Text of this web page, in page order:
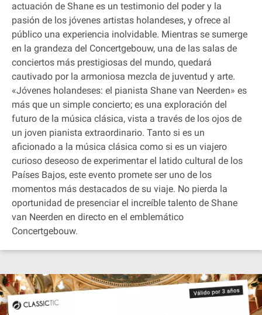
actuación de Shane es un testimonio del poder y la
pasión de los jóvenes artistas holandeses, y ofrece al
público una experiencia inolvidable. Mientras se sumerge
en la grandeza del Concertgebouw, una de las salas de
conciertos más prestigiosas del mundo, quedará
cautivado por la armoniosa mezcla de juventud y arte.
«Jóvenes holandeses: el pianista Shane van Neerden» es
más que un simple concierto; es una exploración del
futuro de la música clásica, vista a través de los ojos de
un joven pianista extraordinario. Tanto si es un
aficionado a la música clásica como si es un viajero
curioso deseoso de experimentar el latido cultural de los
Países Bajos, este evento promete ser uno de los
momentos más destacados de su viaje. No pierda la
oportunidad de presenciar el increíble talento de Shane
van Neerden en directo en el emblemático
Concertgebouw.